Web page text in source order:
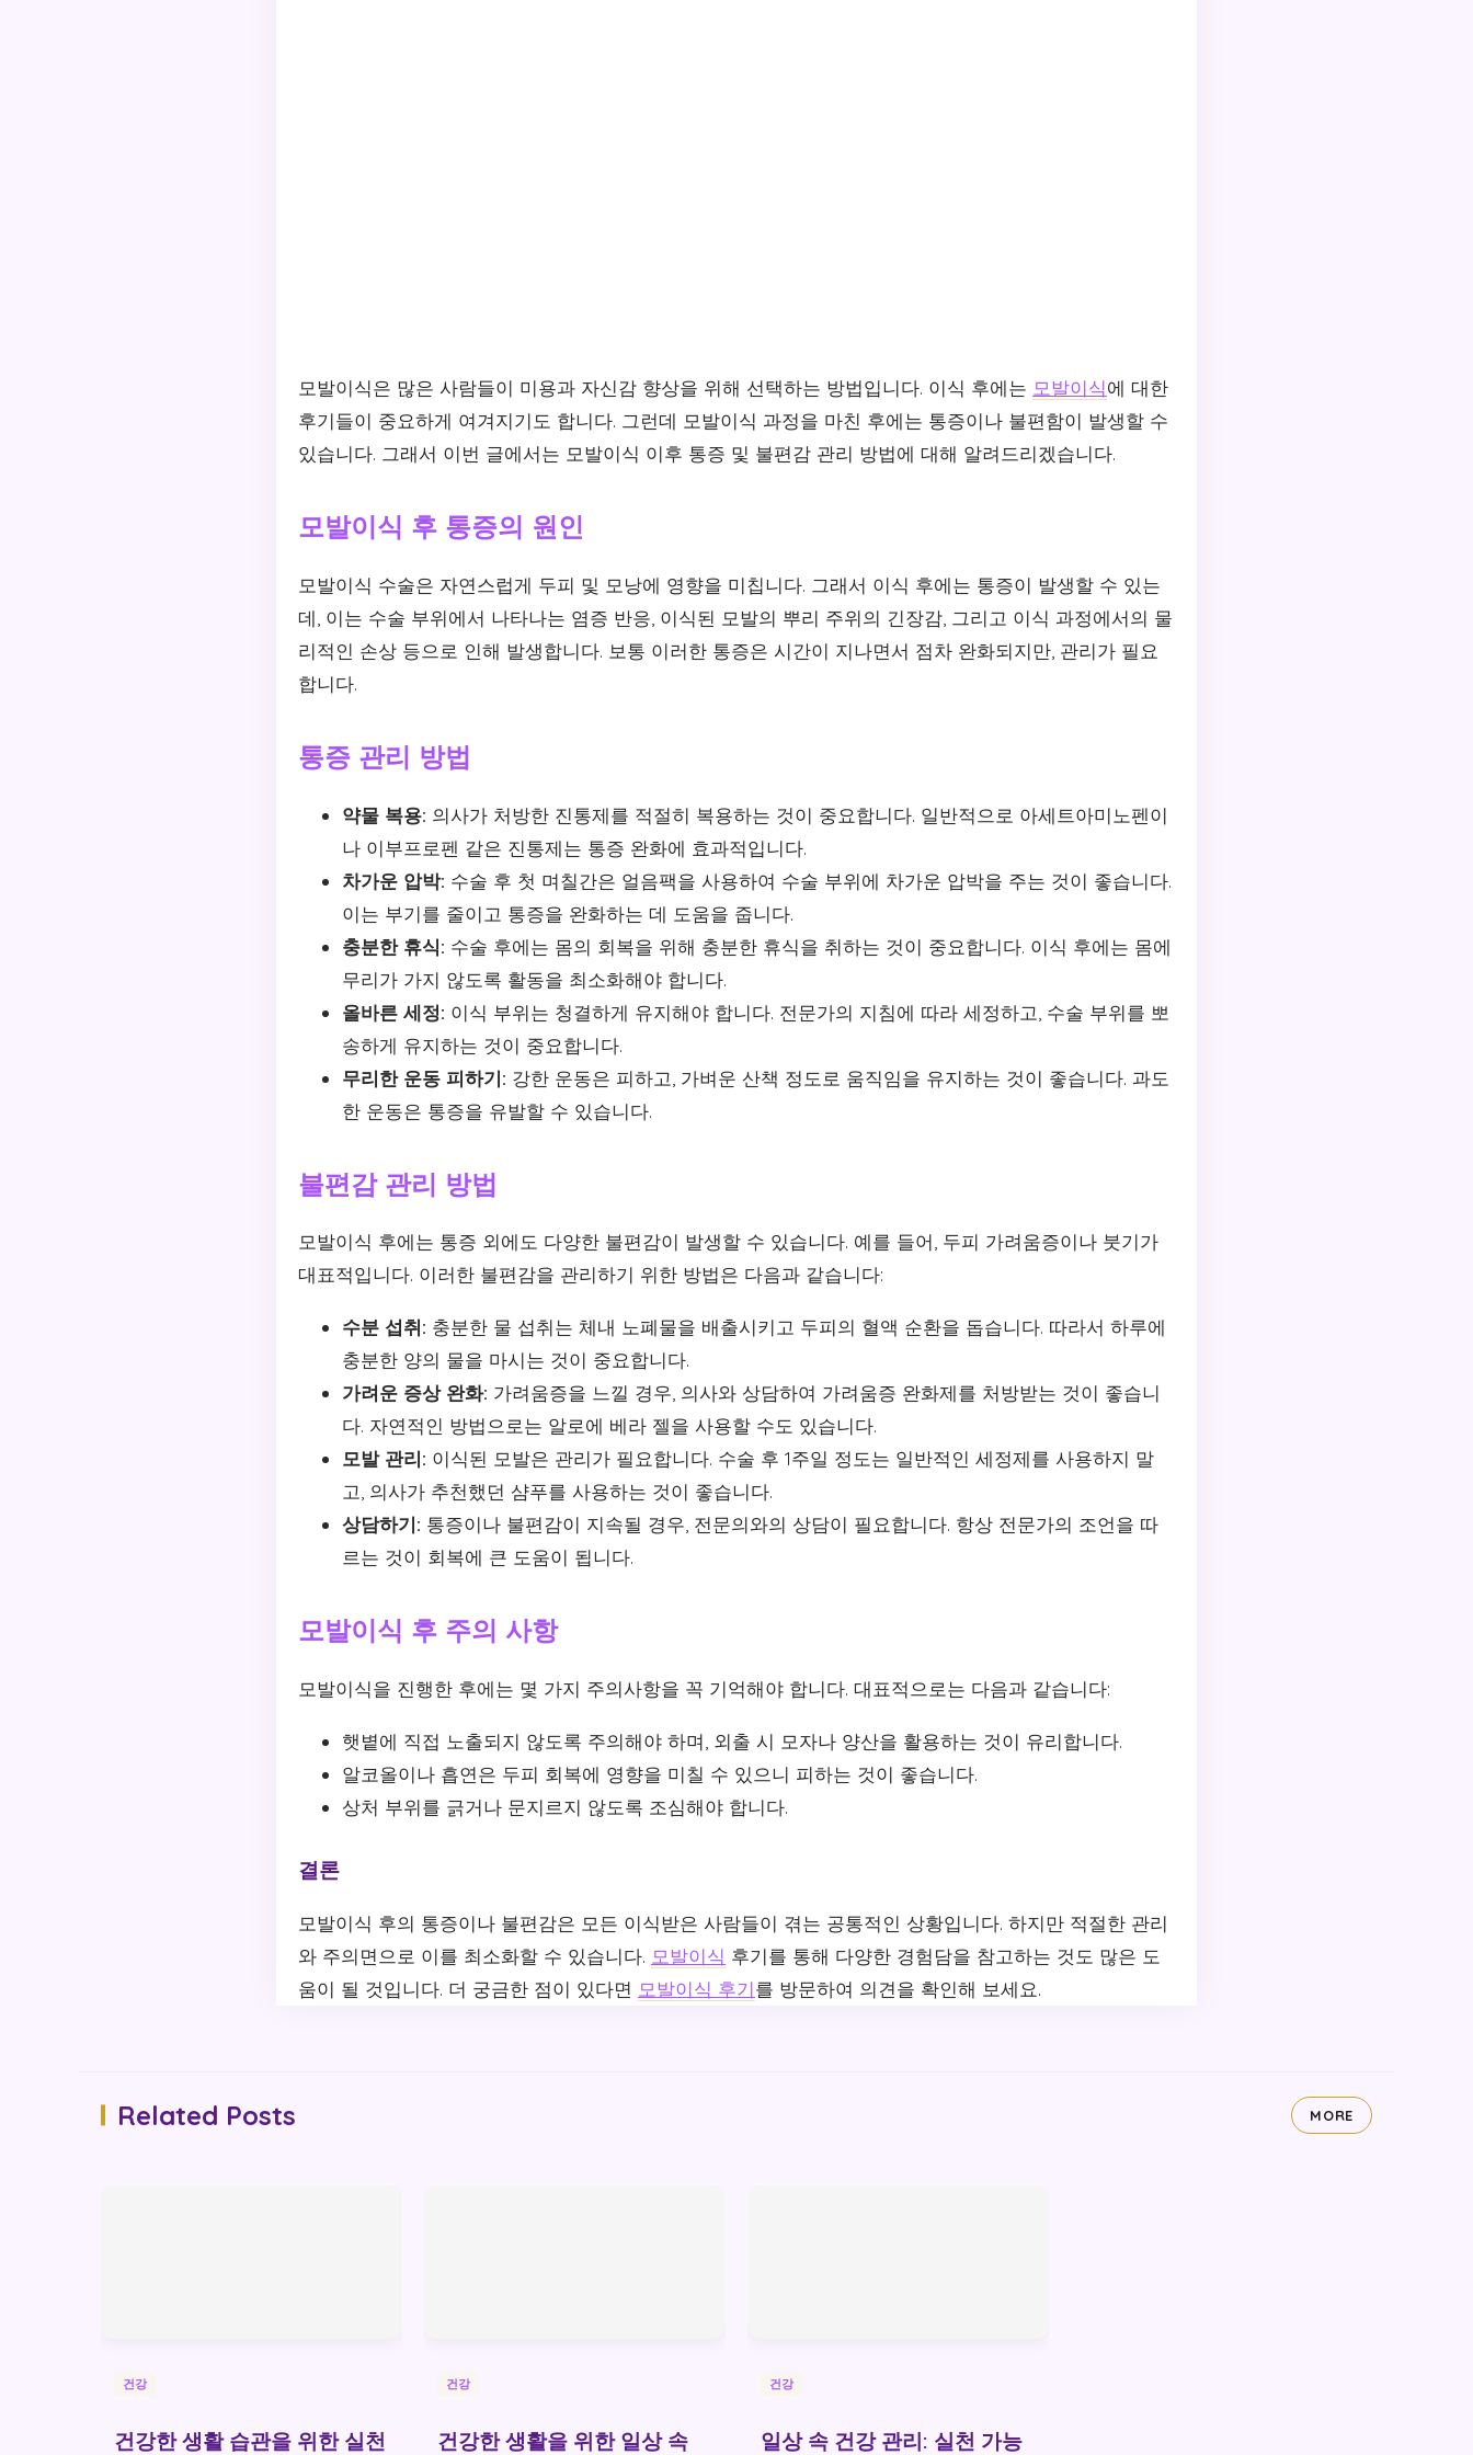
모발이식은 많은 사람들이 미용과 자신감 향상을 위해 선택하는 방법입니다. 이식 후에는 모발이식에 대한
후기들이 중요하게 여겨지기도 합니다. 그런데 모발이식 과정을 마친 후에는 통증이나 불편함이 발생할 수
있습니다. 그래서 이번 글에서는 모발이식 이후 통증 및 불편감 관리 방법에 대해 알려드리겠습니다.
모발이식 후 통증의 원인
모발이식 수술은 자연스럽게 두피 및 모낭에 영향을 미칩니다. 그래서 이식 후에는 통증이 발생할 수 있는
데, 이는 수술 부위에서 나타나는 염증 반응, 이식된 모발의 뿌리 주위의 긴장감, 그리고 이식 과정에서의 물
리적인 손상 등으로 인해 발생합니다. 보통 이러한 통증은 시간이 지나면서 점차 완화되지만, 관리가 필요
합니다.
통증 관리 방법
약물 복용: 의사가 처방한 진통제를 적절히 복용하는 것이 중요합니다. 일반적으로 아세트아미노펜이
나 이부프로펜 같은 진통제는 통증 완화에 효과적입니다.
차가운 압박: 수술 후 첫 며칠간은 얼음팩을 사용하여 수술 부위에 차가운 압박을 주는 것이 좋습니다.
이는 부기를 줄이고 통증을 완화하는 데 도움을 줍니다.
충분한 휴식: 수술 후에는 몸의 회복을 위해 충분한 휴식을 취하는 것이 중요합니다. 이식 후에는 몸에
무리가 가지 않도록 활동을 최소화해야 합니다.
올바른 세정: 이식 부위는 청결하게 유지해야 합니다. 전문가의 지침에 따라 세정하고, 수술 부위를 뽀
송하게 유지하는 것이 중요합니다.
무리한 운동 피하기: 강한 운동은 피하고, 가벼운 산책 정도로 움직임을 유지하는 것이 좋습니다. 과도
한 운동은 통증을 유발할 수 있습니다.
불편감 관리 방법
모발이식 후에는 통증 외에도 다양한 불편감이 발생할 수 있습니다. 예를 들어, 두피 가려움증이나 붓기가
대표적입니다. 이러한 불편감을 관리하기 위한 방법은 다음과 같습니다:
수분 섭취: 충분한 물 섭취는 체내 노폐물을 배출시키고 두피의 혈액 순환을 돕습니다. 따라서 하루에
충분한 양의 물을 마시는 것이 중요합니다.
가려운 증상 완화: 가려움증을 느낄 경우, 의사와 상담하여 가려움증 완화제를 처방받는 것이 좋습니
다. 자연적인 방법으로는 알로에 베라 젤을 사용할 수도 있습니다.
모발 관리: 이식된 모발은 관리가 필요합니다. 수술 후 1주일 정도는 일반적인 세정제를 사용하지 말
고, 의사가 추천했던 샴푸를 사용하는 것이 좋습니다.
상담하기: 통증이나 불편감이 지속될 경우, 전문의와의 상담이 필요합니다. 항상 전문가의 조언을 따
르는 것이 회복에 큰 도움이 됩니다.
모발이식 후 주의 사항
모발이식을 진행한 후에는 몇 가지 주의사항을 꼭 기억해야 합니다. 대표적으로는 다음과 같습니다:
햇볕에 직접 노출되지 않도록 주의해야 하며, 외출 시 모자나 양산을 활용하는 것이 유리합니다.
알코올이나 흡연은 두피 회복에 영향을 미칠 수 있으니 피하는 것이 좋습니다.
상처 부위를 긁거나 문지르지 않도록 조심해야 합니다.
결론
모발이식 후의 통증이나 불편감은 모든 이식받은 사람들이 겪는 공통적인 상황입니다. 하지만 적절한 관리
와 주의면으로 이를 최소화할 수 있습니다. 모발이식 후기를 통해 다양한 경험담을 참고하는 것도 많은 도
움이 될 것입니다. 더 궁금한 점이 있다면 모발이식 후기를 방문하여 의견을 확인해 보세요.
Related Posts MORE
건강
건강한 생활 습관을 위한 실천
건강
건강한 생활을 위한 일상 속
건강
일상 속 건강 관리: 실천 가능